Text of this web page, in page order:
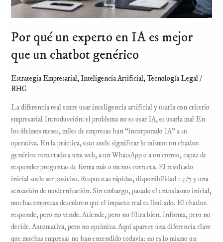
Por qué un experto en IA es mejor
que un chatbot genérico
Estrategia Empresarial, Inteligencia Artificial,Tecnología Legal/
BHC
La diferencia real entre usar inteligencia artificial y usarla con criterio
empresarial Introducción: el problema no es usar IA, es usarla mal En
los últimos meses, miles de empresas han “incorporado IA” a su
operativa. En la práctica, esto suele significar lo mismo: un chatbot
genérico conectado a una web, a un WhatsApp o a un correo, capaz de
responder preguntas de forma más o menos correcta. El resultado
inicial suele ser positivo. Respuestas rápidas, disponibilidad 24/7 y una
sensación de modernización. Sin embargo, pasado el entusiasmo inicial,
muchas empresas descubren que el impacto real es limitado. El chatbot
responde, pero no vende. Atiende, pero no filtra bien. Informa, pero no
decide. Automatiza, pero no optimiza. Aquí aparece una diferencia clave
que muchas empresas no han entendido todavía: no es lo mismo un
chatbot